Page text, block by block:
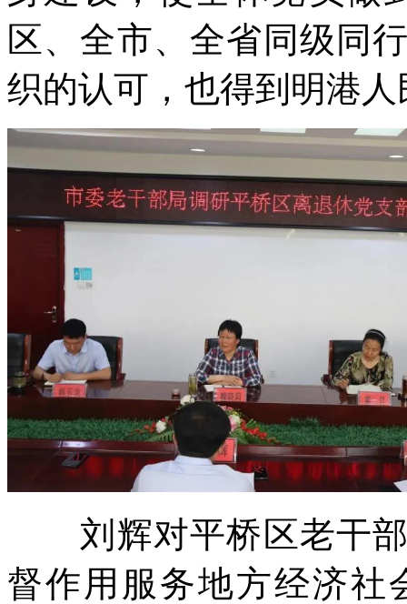
区、全市、全省同级同
织的认可，也得到明港
刘辉对平桥区老干部
督作用服务地方经济社